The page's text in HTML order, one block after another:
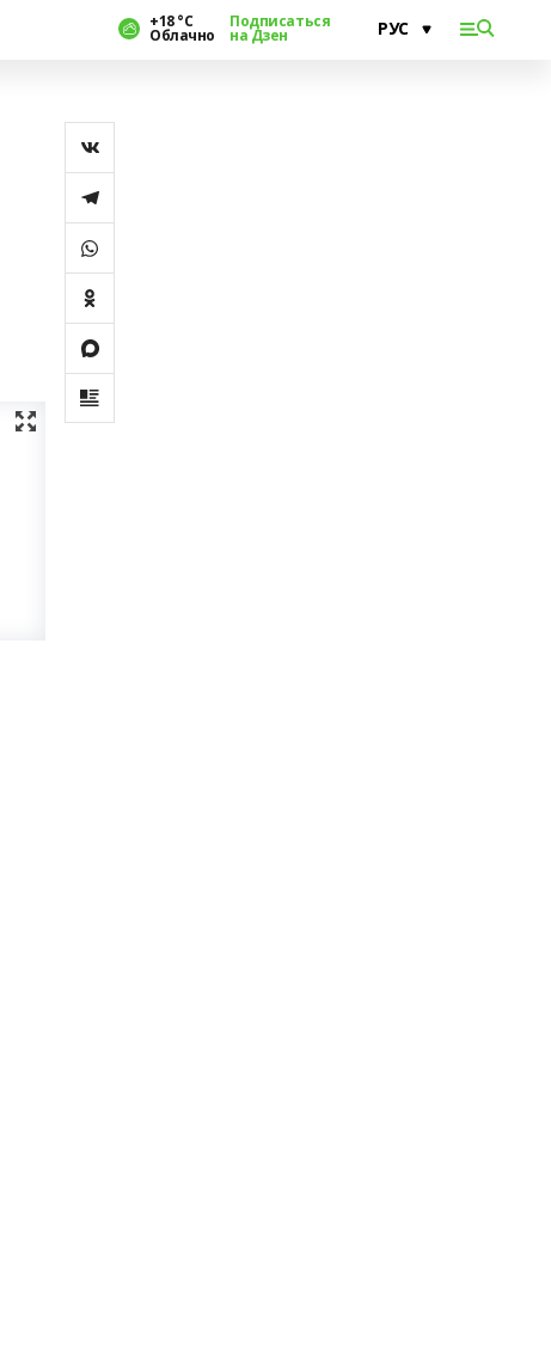
+18 °С
Облачно
Подписаться
на Дзен